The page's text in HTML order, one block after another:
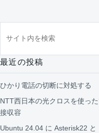
最近の投稿
ひかり電話の切断に対処する
NTT西日本の光クロスを使っ
接収容
Ubuntu 24.04 に Asterisk22 と